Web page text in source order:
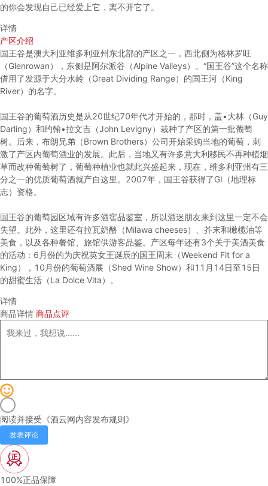
的你会发现自己已经爱上它，离不开它了。
详情
产区介绍
国王谷是澳大利亚维多利亚州东北部的产区之一，西北侧为格林罗旺
（Glenrowan），东侧是阿尔派谷（Alpine Valleys）。“国王谷”这个名称
借用了发源于大分水岭（Great Dividing Range）的国王河（King
River）的名字。
国王谷的葡萄酒历史是从20世纪70年代才开始的，那时，盖•大林（Guy
Darling）和约翰•拉文吉（John Levigny）栽种了产区的第一批葡萄
树。后来，布朗兄弟（Brown Brothers）公司开始采购当地的葡萄，刺
激了产区内葡萄酒业的发展。此后，当地又有许多意大利移民不再种植烟
草而改种葡萄树了，葡萄种植业也就此兴盛起来，现在，维多利亚州有三
分之一的优质葡萄酒就产自这里。2007年，国王谷获得了GI（地理标
志）资格。
国王谷的葡萄园区域有许多酒窖品鉴室，所以酒迷朋友来到这里一定不会
失望。此外，这里还有拉瓦奶酪（Milawa cheeses）、芥末和橄榄油等
美食，以及各种餐馆、旅馆供游客品鉴。产区每年还有3个关于美酒美食
的活动：6月份的为庆祝英女王诞辰的国王周末（Weekend Fit for a
King），10月份的葡萄酒展（Shed Wine Show）和11月14日至15日
的甜蜜生活（La Dolce Vita）。
详情
商品详情 商品点评
阅读并接受《酒云网内容发布规则》
发表评论
100%正品保障